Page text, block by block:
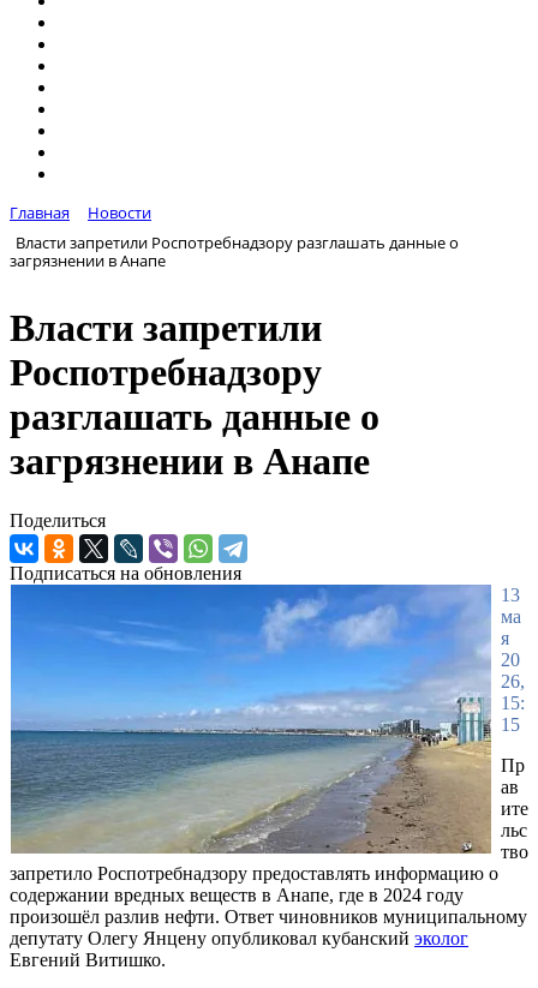
Главная
Новости
Власти запретили Роспотребнадзору разглашать данные о
загрязнении в Анапе
Власти запретили
Роспотребнадзору
разглашать данные о
загрязнении в Анапе
Поделиться
Подписаться на обновления
13
ма
я
20
26,
15:
15
Пр
ав
ите
льс
тво
запретило Роспотребнадзору предоставлять информацию о
содержании вредных веществ в Анапе, где в 2024 году
произошёл разлив нефти. Ответ чиновников муниципальному
депутату Олегу Янцену опубликовал кубанский эколог
Евгений Витишко.